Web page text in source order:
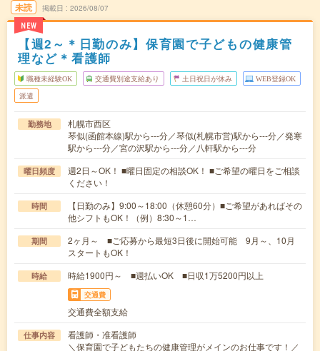
未読
NEW
掲載日 2026/08/07
【週2～＊日勤のみ】保育園で子どもの健康管
理など＊看護師
職種未経験OK 交通費別途支給あり 土日祝日が休み WEB登録OK
派遣
勤務地
札幌市西区
琴似(函館本線)駅から---分／琴似(札幌市営)駅から---分／発寒
駅から---分／宮の沢駅から---分／八軒駅から---分
曜日頻度
週2日～OK！ ■曜日固定の相談OK！ ■ご希望の曜日をご相談
ください！
時間
【日勤のみ】9:00～18:00（休憩60分）■ご希望があればその
他シフトもOK！（例）8:30～1…
期間
2ヶ月～ ■ご応募から最短3日後に開始可能 9月～、10月
スタートもOK！
時給 時給1900円～ ■週払いOK ■日収1万5200円以上
交通費
交通費全額支給
仕事内容
看護師・准看護師
＼保育園で子どもたちの健康管理がメインのお仕事です！／